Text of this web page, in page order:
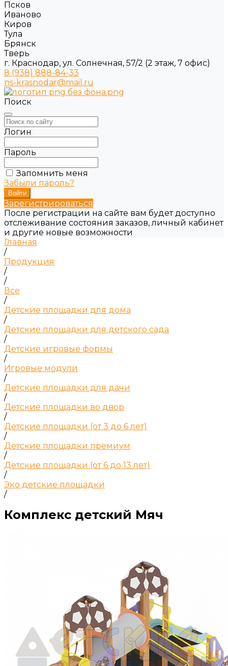
Псков
Иваново
Киров
Тула
Брянск
Тверь
г. Краснодар, ул. Солнечная, 57/2 (2 этаж, 7 офис)
8 (938) 888-84-33
ns-krasnodar@mail.ru
Поиск
Логин
Пароль
Запомнить меня
Забыли пароль?
Зарегистрироваться
После регистрации на сайте вам будет доступно
отслеживание состояния заказов, личный кабинет
и другие новые возможности
Главная
/
Продукция
/
/
Все
/
Детские площадки для дома
/
Детские площадки для детского сада
/
Детские игровые формы
/
Игровые модули
/
Детские площадки для дачи
/
Детские площадки во двор
/
Детские площадки (от 3 до 6 лет)
/
Детские площадки премиум
/
Детские площадки (от 6 до 13 лет)
/
Эко детские площадки
/
Комплекс детский Мяч